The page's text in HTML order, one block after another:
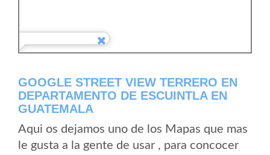
GOOGLE STREET VIEW TERRERO EN
DEPARTAMENTO DE ESCUINTLA EN
GUATEMALA
Aqui os dejamos uno de los Mapas que mas
le gusta a la gente de usar , para concocer